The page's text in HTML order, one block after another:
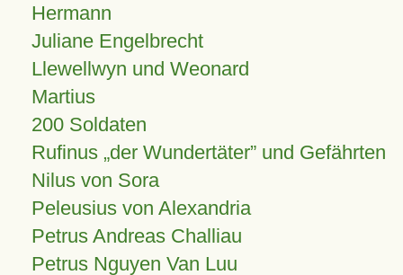
Hermann
Juliane Engelbrecht
Llewellwyn und Weonard
Martius
200 Soldaten
Rufinus „der Wundertäter” und Gefährten
Nilus von Sora
Peleusius von Alexandria
Petrus Andreas Challiau
Petrus Nguyen Van Luu